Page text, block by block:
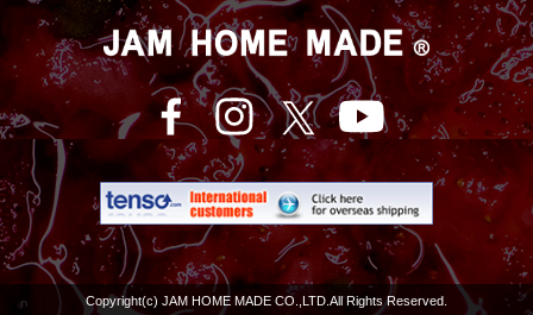
Copyright(c) JAM HOME MADE CO.,LTD.All Rights Reserved.